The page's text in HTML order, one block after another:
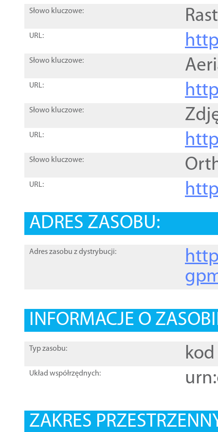
Słowo kluczowe:
URL:
Słowo kluczowe:
URL:
Słowo kluczowe:
URL:
Słowo kluczowe:
URL:
ADRES ZASOBU:
Adres zasobu z dystrybucji:
INFORMACJE O
Typ zasobu: kod
Układ współrzędnych:
ZAKRES